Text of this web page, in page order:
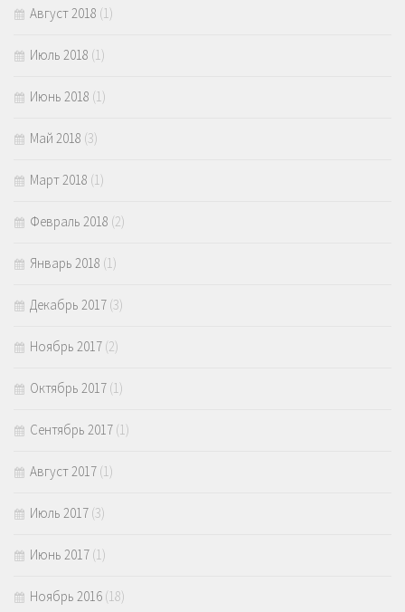
Август 2018 (1)
Июль 2018 (1)
Июнь 2018 (1)
Май 2018 (3)
Март 2018 (1)
Февраль 2018 (2)
Январь 2018 (1)
Декабрь 2017 (3)
Ноябрь 2017 (2)
Октябрь 2017 (1)
Сентябрь 2017 (1)
Август 2017 (1)
Июль 2017 (3)
Июнь 2017 (1)
Ноябрь 2016 (18)